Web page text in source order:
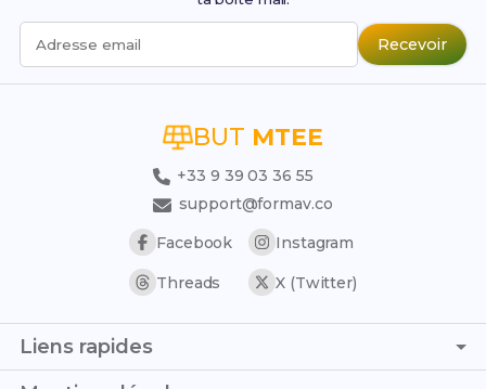
Adresse email Recevoir
BUT MTEE
+33 9 39 03 36 55
support@formav.co
Facebook
Instagram
Threads X (Twitter)
Liens rapides